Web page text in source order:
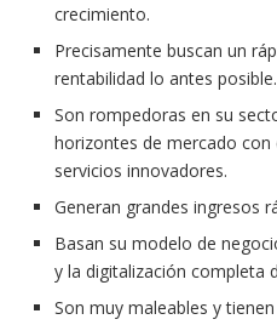
crecimiento.
Precisamente buscan un
rentabilidad lo antes posible.
Son rompedoras en su
horizontes de mercado
servicios innovadores.
Generan grandes ingresos
Basan su modelo de
y la digitalización completa
Son muy maleables y